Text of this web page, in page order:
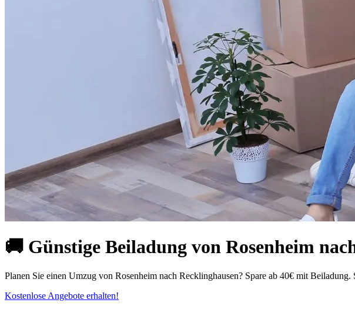
🚚 Günstige Beiladung von Rosenheim
Planen Sie einen Umzug von Rosenheim nach Recklinghausen? Spare ab 40€ mit
Kostenlose Angebote erhalten!